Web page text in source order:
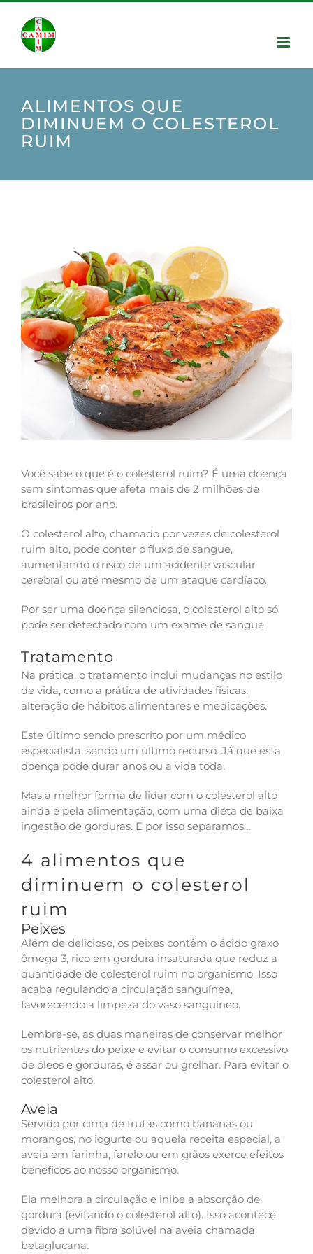
ALIMENTOS QUE
DIMINUEM O COLESTEROL
RUIM
Você sabe o que é o colesterol ruim? É uma doença
sem sintomas que afeta mais de 2 milhões de
brasileiros por ano.
O colesterol alto, chamado por vezes de colesterol
ruim alto, pode conter o fluxo de sangue,
aumentando o risco de um acidente vascular
cerebral ou até mesmo de um ataque cardíaco.
Por ser uma doença silenciosa, o colesterol alto só
pode ser detectado com um exame de sangue.
Tratamento
Na prática, o tratamento inclui mudanças no estilo
de vida, como a prática de atividades físicas,
alteração de hábitos alimentares e medicações.
Este último sendo prescrito por um médico
especialista, sendo um último recurso. Já que esta
doença pode durar anos ou a vida toda.
Mas a melhor forma de lidar com o colesterol alto
ainda é pela alimentação, com uma dieta de baixa
ingestão de gorduras. E por isso separamos…
4 alimentos que
diminuem o colesterol
ruim
Peixes
Além de delicioso, os peixes contêm o ácido graxo
ômega 3, rico em gordura insaturada que reduz a
quantidade de colesterol ruim no organismo. Isso
acaba regulando a circulação sanguínea,
favorecendo a limpeza do vaso sanguíneo.
Lembre-se, as duas maneiras de conservar melhor
os nutrientes do peixe e evitar o consumo excessivo
de óleos e gorduras, é assar ou grelhar. Para evitar o
colesterol alto.
Aveia
Servido por cima de frutas como bananas ou
morangos, no iogurte ou aquela receita especial, a
aveia em farinha, farelo ou em grãos exerce efeitos
benéficos ao nosso organismo.
Ela melhora a circulação e inibe a absorção de
gordura (evitando o colesterol alto). Isso acontece
devido a uma fibra solúvel na aveia chamada
betaglucana.